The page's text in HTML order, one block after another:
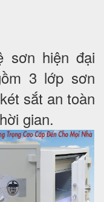
hiện đại
3 lớp sơn
sắt an toàn
gian.